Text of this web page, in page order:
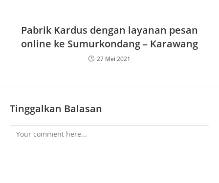
Pabrik Kardus dengan layanan pesan
online ke Sumurkondang – Karawang
27 Mei 2021
Tinggalkan Balasan